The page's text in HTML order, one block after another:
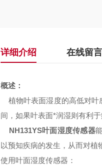
详细介绍 在线留言
概述：
植物叶表面湿度的高低对
间，如果叶表面*润湿则有利
NH131YS叶面湿度传感器
以预知疾病的发生，从而对植
使用叶面湿度传感器：